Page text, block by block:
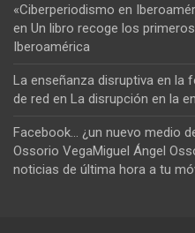
«Ciberperiodismo en
en Un libro recoge los
Iberoamérica
La enseñanza disruptiva en la
de red en La disrupción en la
Facebook... ¿un nuevo medio
Ossorio VegaMiguel Ángel
noticias de última hora a tu